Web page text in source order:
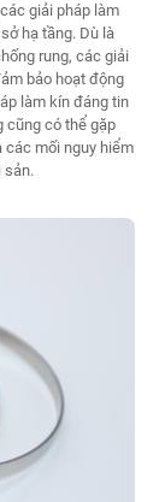
giải pháp làm
hạ tầng. Dù là
rung, các giải
bảo hoạt động
làm kín đáng tin
cũng có thể gặp
các mối nguy hiểm
sản.